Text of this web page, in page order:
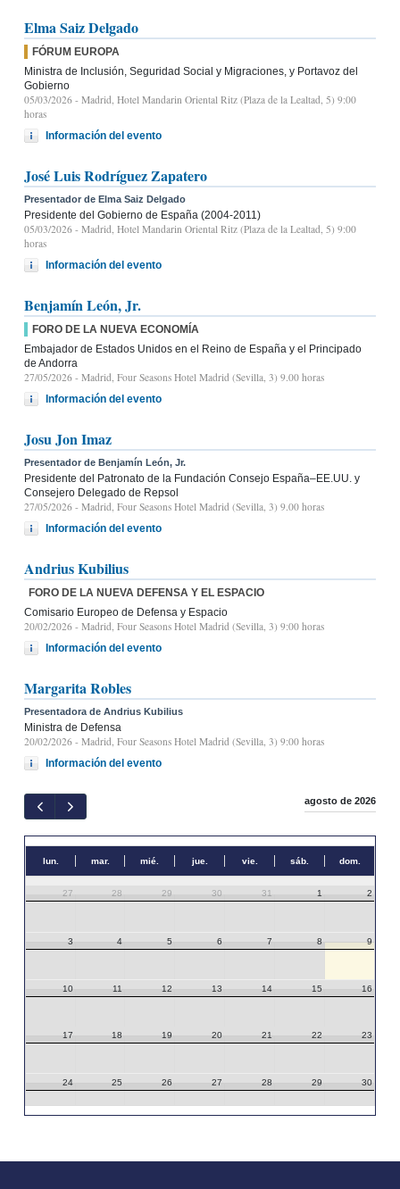
Elma Saiz Delgado
FÓRUM EUROPA
Ministra de Inclusión, Seguridad Social y Migraciones, y Portavoz del
Gobierno
05/03/2026 - Madrid, Hotel Mandarin Oriental Ritz (Plaza de la Lealtad, 5) 9:00
horas
Información del evento
José Luis Rodríguez Zapatero
Presentador de Elma Saiz Delgado
Presidente del Gobierno de España (2004-2011)
05/03/2026 - Madrid, Hotel Mandarin Oriental Ritz (Plaza de la Lealtad, 5) 9:00
horas
Información del evento
Benjamín León, Jr.
FORO DE LA NUEVA ECONOMÍA
Embajador de Estados Unidos en el Reino de España y el Principado
de Andorra
27/05/2026 - Madrid, Four Seasons Hotel Madrid (Sevilla, 3) 9.00 horas
Información del evento
Josu Jon Imaz
Presentador de Benjamín León, Jr.
Presidente del Patronato de la Fundación Consejo España–EE.UU. y
Consejero Delegado de Repsol
27/05/2026 - Madrid, Four Seasons Hotel Madrid (Sevilla, 3) 9.00 horas
Información del evento
Andrius Kubilius
FORO DE LA NUEVA DEFENSA Y EL ESPACIO
Comisario Europeo de Defensa y Espacio
20/02/2026 - Madrid, Four Seasons Hotel Madrid (Sevilla, 3) 9:00 horas
Información del evento
Margarita Robles
Presentadora de Andrius Kubilius
Ministra de Defensa
20/02/2026 - Madrid, Four Seasons Hotel Madrid (Sevilla, 3) 9:00 horas
Información del evento
agosto de 2026
lun. mar. mié. jue. vie. sáb. dom.
27 28 29 30 31 1 2
3 4 5 6 7 8 9
10 11 12 13 14 15 16
17 18 19 20 21 22 23
24 25 26 27 28 29 30